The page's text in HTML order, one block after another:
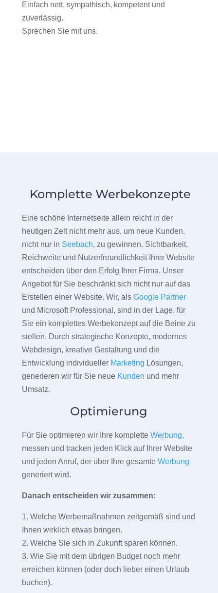
Einfach nett, sympathisch, kompetent und
zuverlässig.
Sprechen Sie mit uns.
Komplette Werbekonzepte
Eine schöne Internetseite allein reicht in der
heutigen Zeit nicht mehr aus, um neue Kunden,
nicht nur in Seebach, zu gewinnen. Sichtbarkeit,
Reichweite und Nutzerfreundlichkeit Ihrer Website
entscheiden über den Erfolg Ihrer Firma. Unser
Angebot für Sie beschränkt sich nicht nur auf das
Erstellen einer Website. Wir, als Google Partner
und Microsoft Professional, sind in der Lage, für
Sie ein komplettes Werbekonzept auf die Beine zu
stellen. Durch strategische Konzepte, modernes
Webdesign, kreative Gestaltung und die
Entwicklung individueller Marketing Lösungen,
generieren wir für Sie neue Kunden und mehr
Umsatz.
Optimierung
Für Sie optimieren wir Ihre komplette Werbung,
messen und tracken jeden Klick auf Ihrer Website
und jeden Anruf, der über Ihre gesamte Werbung
generiert wird.
Danach entscheiden wir zusammen:
1. Welche Werbemaßnahmen zeitgemäß sind und
Ihnen wirklich etwas bringen.
2. Welche Sie sich in Zukunft sparen können.
3. Wie Sie mit dem übrigen Budget noch mehr
erreichen können (oder doch lieber einen Urlaub
buchen).